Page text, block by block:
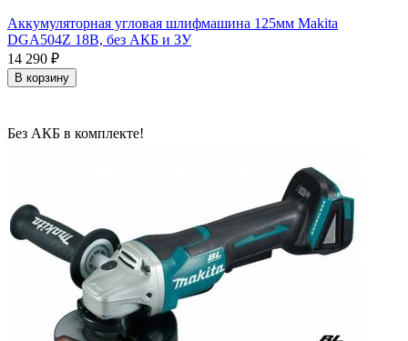
Аккумуляторная угловая шлифмашина 125мм Makita
DGA504Z 18В, без АКБ и ЗУ
14 290 ₽
В корзину
Без АКБ в комплекте!